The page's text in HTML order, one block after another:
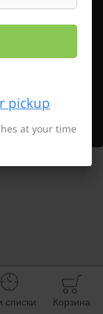
списки Корзина
pickup
at your time